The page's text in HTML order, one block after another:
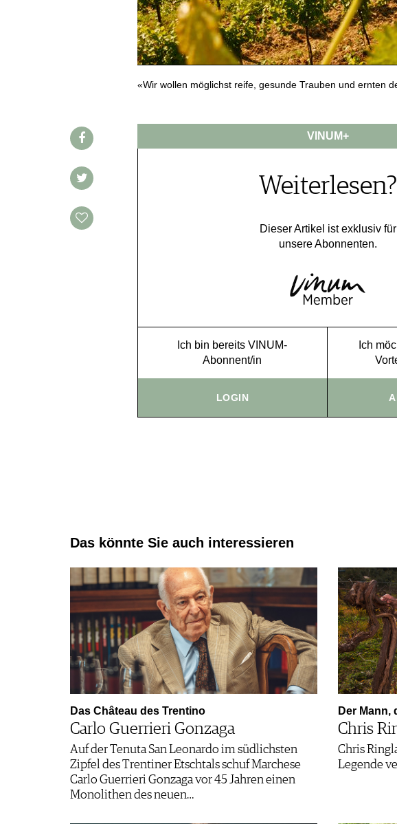
SUISSE ROMANDE
«Wir wollen möglichst reife, gesunde Trauben und ernten
VINUM+
Weiterlesen?
Dieser Artikel ist exklusiv für
unsere Abonnenten.
Ich bin bereits VINUM-
Abonnent/in
Ich
LOGIN
Das könnte Sie auch interessieren
Das Château des Trentino
Carlo Guerrieri Gonzaga
Auf der Tenuta San Leonardo im südlichsten
Zipfel des Trentiner Etschtals schuf Marchese
Carlo Guerrieri Gonzaga vor 45 Jahren einen
Monolithen des neuen…
Der Mann,
Chris
Chris
Legende